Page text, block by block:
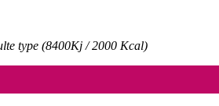
type (8400Kj / 2000 Kcal)